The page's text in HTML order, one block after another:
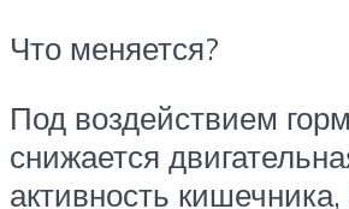
Что меняется?
Под воздействием
снижается
активность кишечника,